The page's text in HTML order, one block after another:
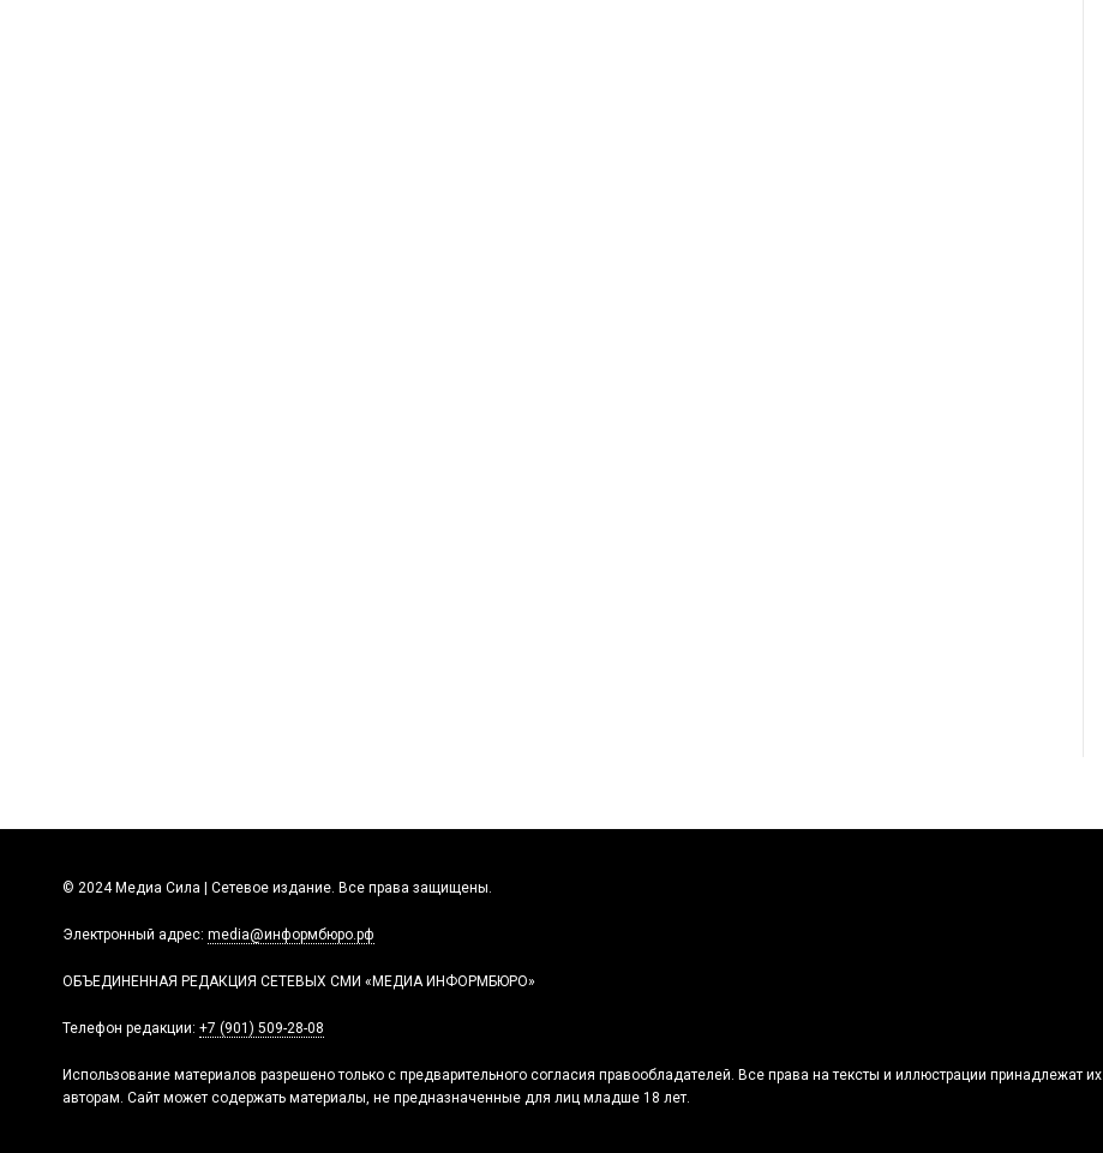
© 2024 Медиа Сила | Сетевое издание. Все права защищены.
Электронный адрес: media@информбюро.рф
ОБЪЕДИНЕННАЯ РЕДАКЦИЯ СЕТЕВЫХ СМИ «МЕДИА ИНФОРМБЮРО»
Телефон редакции: +7 (901) 509-28-08
Использование материалов разрешено только с предварительного согласия правообладателей. Все права на тексты и иллюстрации принадлежат их
авторам. Сайт может содержать материалы, не предназначенные для лиц младше 18 лет.